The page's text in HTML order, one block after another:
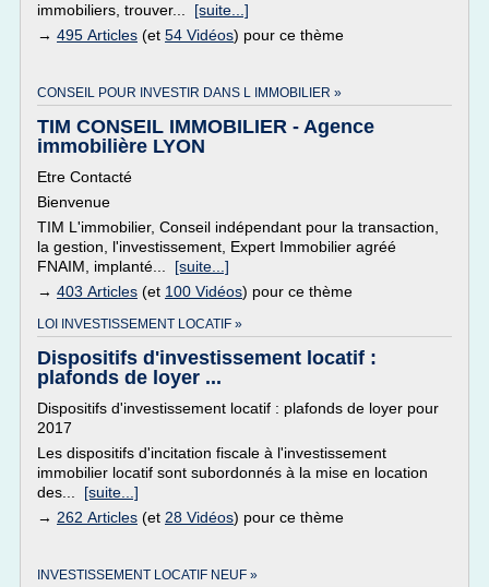
immobiliers, trouver... [suite...]
→ 495 Articles (et 54 Vidéos) pour ce thème
CONSEIL POUR INVESTIR DANS L IMMOBILIER »
TIM CONSEIL IMMOBILIER - Agence
immobilière LYON
Etre Contacté
Bienvenue
TIM L'immobilier, Conseil indépendant pour la transaction,
la gestion, l'investissement, Expert Immobilier agréé
FNAIM, implanté... [suite...]
→ 403 Articles (et 100 Vidéos) pour ce thème
LOI INVESTISSEMENT LOCATIF »
Dispositifs d'investissement locatif :
plafonds de loyer ...
Dispositifs d'investissement locatif : plafonds de loyer pour
2017
Les dispositifs d'incitation fiscale à l'investissement
immobilier locatif sont subordonnés à la mise en location
des... [suite...]
→ 262 Articles (et 28 Vidéos) pour ce thème
INVESTISSEMENT LOCATIF NEUF »